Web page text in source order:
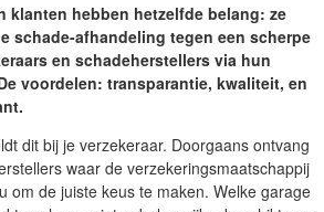
klanten hebben hetzelfde belang: ze
schade-afhandeling tegen een scherpe
en schadeherstellers via hun
voordelen: transparantie, kwaliteit, en
dit bij je verzekeraar. Doorgaans ontvang
waar de verzekeringsmaatschappij
om de juiste keus te maken. Welke garage